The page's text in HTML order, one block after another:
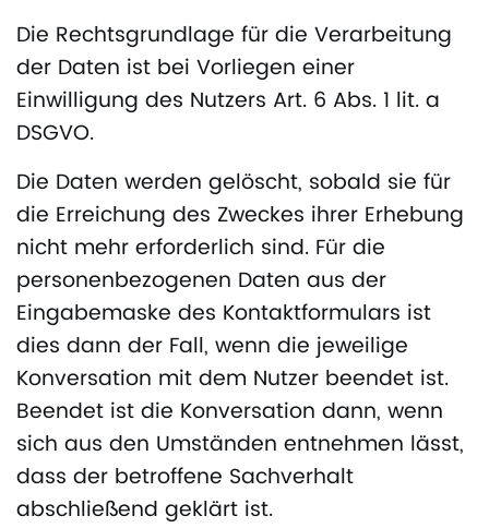
Die Rechtsgrundlage für die Verarbeitung
der Daten ist bei Vorliegen einer
Einwilligung des Nutzers Art. 6 Abs. 1 lit. a
DSGVO.
Die Daten werden gelöscht, sobald sie für
die Erreichung des Zweckes ihrer Erhebung
nicht mehr erforderlich sind. Für die
personenbezogenen Daten aus der
Eingabemaske des Kontaktformulars ist
dies dann der Fall, wenn die jeweilige
Konversation mit dem Nutzer beendet ist.
Beendet ist die Konversation dann, wenn
sich aus den Umständen entnehmen lässt,
dass der betroffene Sachverhalt
abschließend geklärt ist.